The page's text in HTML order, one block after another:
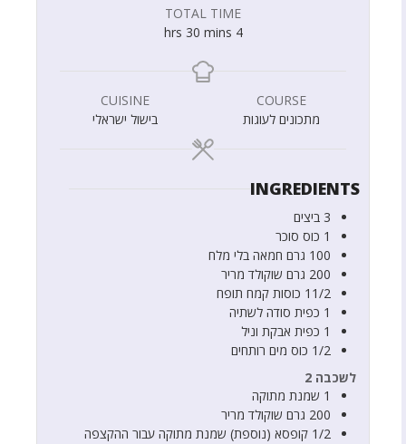
TOTAL TIME
4
hrs 30 mins
COURSE
מתכונים לעוגות
CUISINE
בישול ישראלי
INGREDIENTS
3 ביצים
1 כוס סוכר
100 גרם חמאה בלי מלח
200 גרם שוקולד מריר
11/2 כוסות קמח תופח
1 כפית סודה לשתיה
1 כפית אבקת וניל
1/2 כוס מים רותחים
לשכבה 2
1 שמנת מתוקה
200 גרם שוקולד מריר
1/2 קופסא (נוספת) שמנת מתוקה עבור ההקצפה